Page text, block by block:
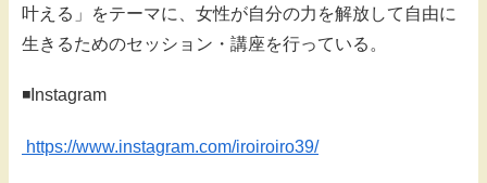
叶える」をテーマに、女性が自分の力を解放して自由に
生きるためのセッション・講座を行っている。
◾️Instagram
https://www.instagram.com/iroiroiro39/